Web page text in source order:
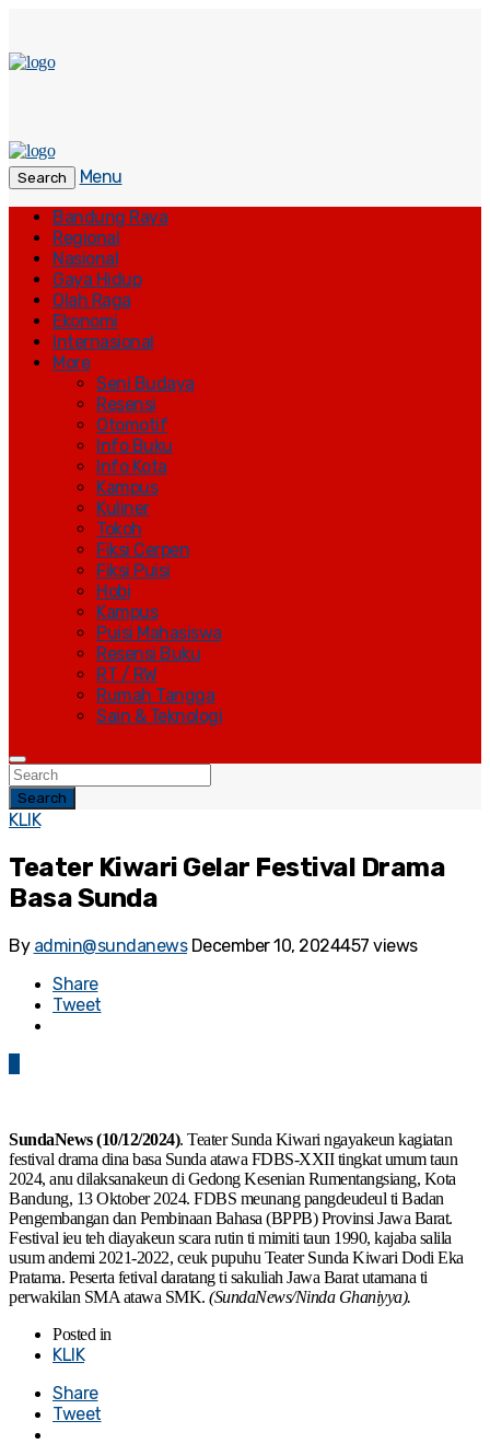
Search
Menu
Bandung Raya
Regional
Nasional
Gaya Hidup
Olah Raga
Ekonomi
Internasional
More
Seni Budaya
Resensi
Otomotif
Info Buku
Info Kota
Kampus
Kuliner
Tokoh
Fiksi Cerpen
Fiksi Puisi
Hobi
Kampus
Puisi Mahasiswa
Resensi Buku
RT / RW
Rumah Tangga
Sain & Teknologi
Search
KLIK
Teater Kiwari Gelar Festival Drama
Basa Sunda
By admin@sundanews December 10, 2024457 views
Share
Tweet
SundaNews (10/12/2024). Teater Sunda Kiwari ngayakeun kagiatan
festival drama dina basa Sunda atawa FDBS-XXII tingkat umum taun
2024, anu dilaksanakeun di Gedong Kesenian Rumentangsiang, Kota
Bandung, 13 Oktober 2024. FDBS meunang pangdeudeul ti Badan
Pengembangan dan Pembinaan Bahasa (BPPB) Provinsi Jawa Barat.
Festival ieu teh diayakeun scara rutin ti mimiti taun 1990, kajaba salila
usum andemi 2021-2022, ceuk pupuhu Teater Sunda Kiwari Dodi Eka
Pratama. Peserta fetival daratang ti sakuliah Jawa Barat utamana ti
perwakilan SMA atawa SMK. (SundaNews/Ninda Ghaniyya).
Posted in
KLIK
Share
Tweet